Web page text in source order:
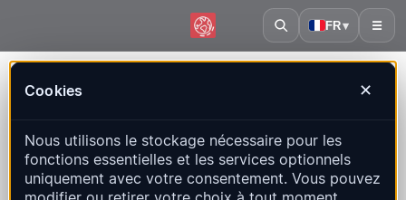
FR▾ ☰
Cookies ✕
Nous utilisons le stockage nécessaire pour les
fonctions essentielles et les services optionnels
uniquement avec votre consentement. Vous pouvez
Carte en direct, statistiques et événements récents
Ouvrir la carte historique Derniers dans ce pays